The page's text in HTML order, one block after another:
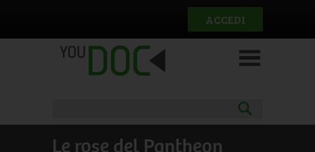
ACCEDI
Le rose del Pantheon